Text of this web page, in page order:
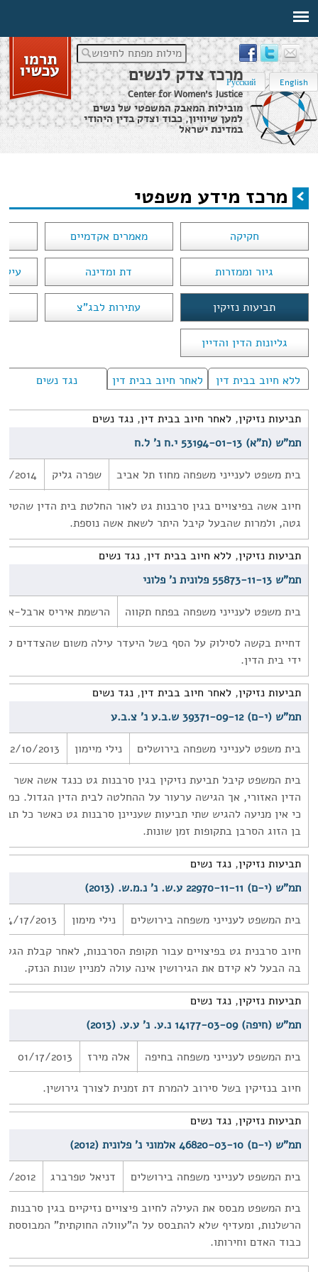
מילות מפתח לחיפוש
English
Русский
מרכז צדק לנשים
Center for Women's Justice
מובילות המאבק המשפטי של נשים
למען שיוויון, כבוד וצדק בדין היהודי
במדינת ישראל
הינך נמצא כאן
מרכז מידע משפטי
חקיקה מאמרים אקדמיים
גיור וממזרות דת ומדינה
תביעות נזיקין עתירות לבג"צ
גליונות הדין והדיין
ללא חיוב בבית דין לאחר חיוב בבית דין נגד נשים
תביעות נזיקין, לאחר חיוב בבית דין,נגד נשים
תמ"ש (ת"א) 53194-01-13 י.ח נ' ל.ח
בית משפט לענייני משפחה מחוז תל אביב שפרה גליק
2014
חיוב אשה בפיצויים בגין סרבנות גט לאור החלטת בית הדין
גטה, ולמרות שהבעל קיבל היתר לשאת אשה נוספת.
תביעות נזיקין, ללא חיוב בבית דין,נגד נשים
תמ"ש 55873-11-13 פלונית נ' פלוני
בית משפט לענייני משפחה בפתח תקווה
הרשמת איריס ארבל-
דחיית בקשה לסילוק על הסף בשל היעדר עילה משום שהצדדים לא
ידי בית הדין.
תביעות נזיקין, לאחר חיוב בבית דין,נגד נשים
תמ"ש (י-ם) 39371-09-12 ש.ב.ע נ' צ.ב.ע
בית משפט לענייני משפחה בירושלים נילי מיימון
12/10/2013
בית המשפט קיבל תביעת נזיקין בגין סרבנות גט כנגד אשה אשר
הדין האזורי, אך הגישה ערעור על ההחלטה לבית הדין הגדול.
כי אין מניעה להגיש שתי תביעות שעניינן סרבנות גט כאשר כל
בן הזוג הסרבן בתקופות זמן שונות.
תביעות נזיקין,נגד נשים
תמ"ש (י-ם) 22970-11-11 ע.ש. נ' נ.מ.ש. (2013)
בית המשפט לענייני משפחה בירושלים נילי מימון
04/17/2013
חיוב סרבנית גט בפיצויים עבור תקופת הסרבנות, לאחר קבלת
בה הבעל לא קידם את הגירושין אינה עולה למניין שנות הנזק.
תביעות נזיקין,נגד נשים
תמ"ש (חיפה) 14177-03-09 נ.ע. נ' ע.ע. (2013)
בית המשפט לענייני משפחה בחיפה אלה מירז
01/17/2013
חיוב בנזיקין בשל סירוב להמרת דת זמנית לצורך גירושין.
תביעות נזיקין,נגד נשים
תמ"ש (י-ם) 46820-03-10 אלמוני נ' פלונית (2012)
בית המשפט לענייני משפחה בירושלים דניאל טפרברג
2012
בית המשפט מבסס את העילה לחיוב פיצויים נזיקיים בגין סרבנות
הרשלנות, ומעדיף שלא להתבסס על ה"עוולה החוקתית" המבוססת
כבוד האדם וחירותו.